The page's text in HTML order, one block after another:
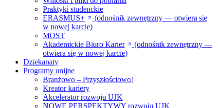
Praktyki studenckie
ERASMUS+
(odnośnik zewnętrzny — otwiera się
w nowej karcie)
MOST
Akademickie Biuro Karier
(odnośnik zewnętrzny —
otwiera się w nowej karcie)
Dziekanaty
Programy unijne
Branżowo – Przyszłościowo!
Kreator kariery
Akcelerator rozwoju UJK
NOWE PERSPEKTYWY rozwoju UJK